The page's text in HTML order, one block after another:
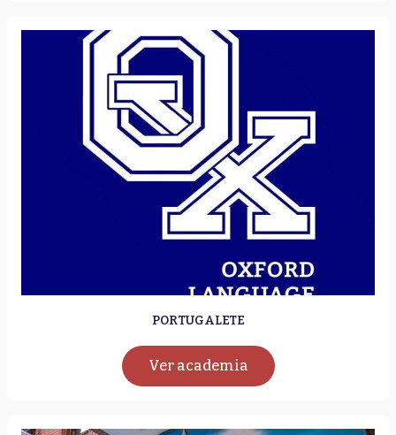
PORTUGALETE
Ver academia